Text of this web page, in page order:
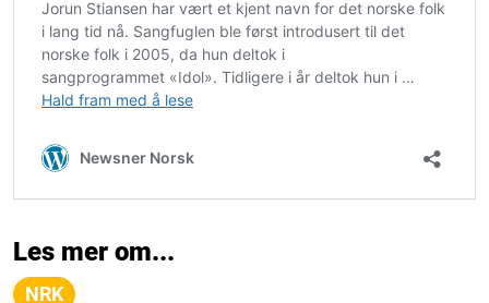
Les mer om...
NRK